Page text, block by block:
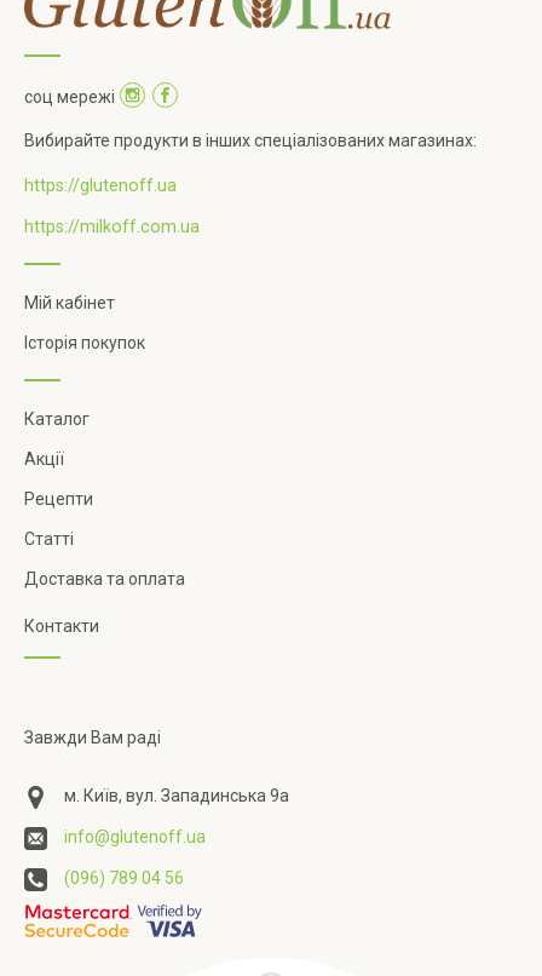
соц мережі
Вибирайте продукти в інших спеціалізованих магазинах:
https://glutenoff.ua
https://milkoff.com.ua
Мій кабінет
Історія покупок
Каталог
Акції
Рецепти
Статті
Доставка та оплата
Контакти
Завжди Вам раді
м. Київ, вул. Западинська 9а
info@glutenoff.ua
(096) 789 04 56